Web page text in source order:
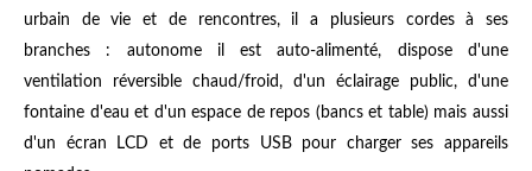
urbain de vie et de rencontres, il a plusieurs cordes à ses
branches : autonome il est auto-alimenté, dispose d'une
ventilation réversible chaud/froid, d'un éclairage public, d'une
fontaine d'eau et d'un espace de repos (bancs et table) mais aussi
d'un écran LCD et de ports USB pour charger ses appareils